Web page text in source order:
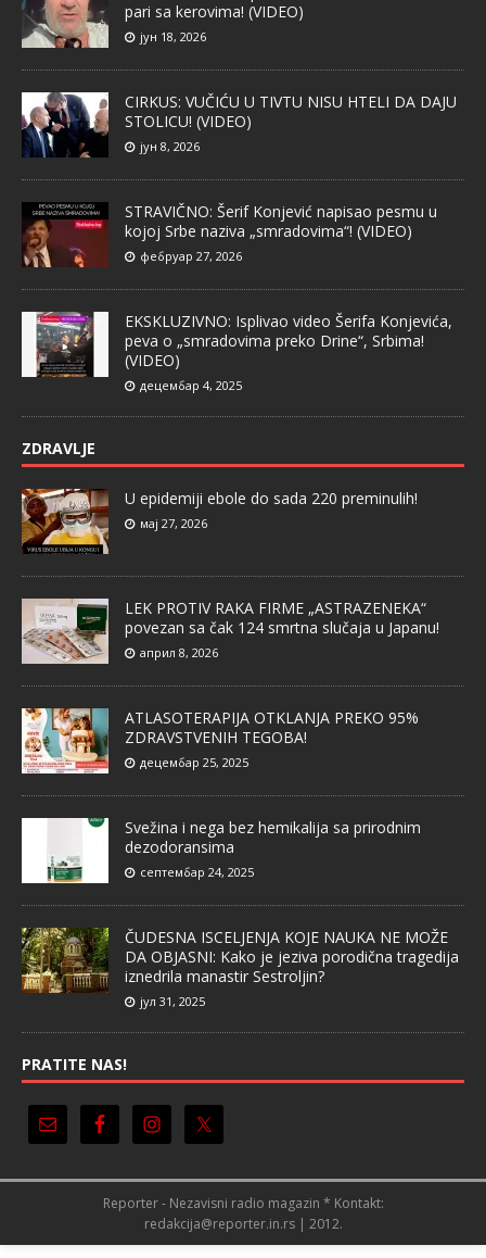
pari sa kerovima! (VIDEO)
јун 18, 2026
CIRKUS: VUČIĆU U TIVTU NISU HTELI DA DAJU
STOLICU! (VIDEO)
јун 8, 2026
STRAVIČNO: Šerif Konjević napisao pesmu u
kojoj Srbe naziva „smradovima“! (VIDEO)
фебруар 27, 2026
EKSKLUZIVNO: Isplivao video Šerifa Konjevića,
peva o „smradovima preko Drine“, Srbima!
(VIDEO)
децембар 4, 2025
ZDRAVLJE
U epidemiji ebole do sada 220 preminulih!
мај 27, 2026
LEK PROTIV RAKA FIRME „ASTRAZENEKA“
povezan sa čak 124 smrtna slučaja u Japanu!
април 8, 2026
ATLASOTERAPIJA OTKLANJA PREKO 95%
ZDRAVSTVENIH TEGOBA!
децембар 25, 2025
Svežina i nega bez hemikalija sa prirodnim
dezodoransima
септембар 24, 2025
ČUDESNA ISCELJENJA KOJE NAUKA NE MOŽE
DA OBJASNI: Kako je jeziva porodična tragedija
iznedrila manastir Sestroljin?
јул 31, 2025
PRATITE NAS!
Reporter - Nezavisni radio magazin * Kontakt:
redakcija@reporter.in.rs | 2012.